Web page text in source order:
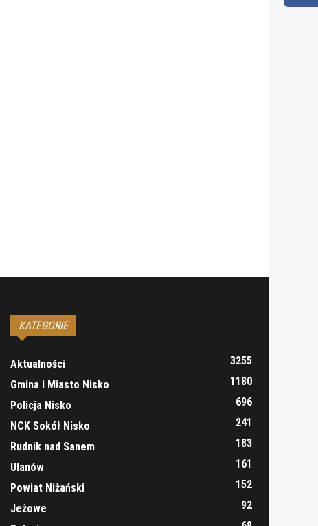
KATEGORIE
Aktualności
3255
Gmina i Miasto Nisko
1180
Policja Nisko
696
NCK Sokół Nisko
241
Rudnik nad Sanem
183
Ulanów
161
Powiat Niżański
152
Jeżowe
92